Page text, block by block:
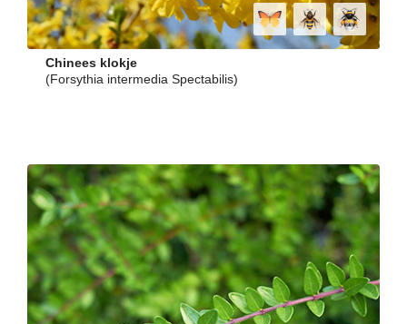
Chinees klokje
(Forsythia intermedia Spectabilis)